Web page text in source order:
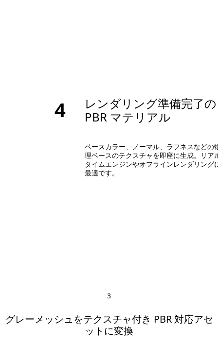
4
レンダリング準備完了の
PBR マテリアル
ベースカラー、ノーマル、ラフネスなどの
理ベースのテクスチャを即座に生成。リア
タイムエンジンやオフラインレンダリング
最適です。
3
グレーメッシュをテクスチャ付き PBR 対応アセ
ットに変換